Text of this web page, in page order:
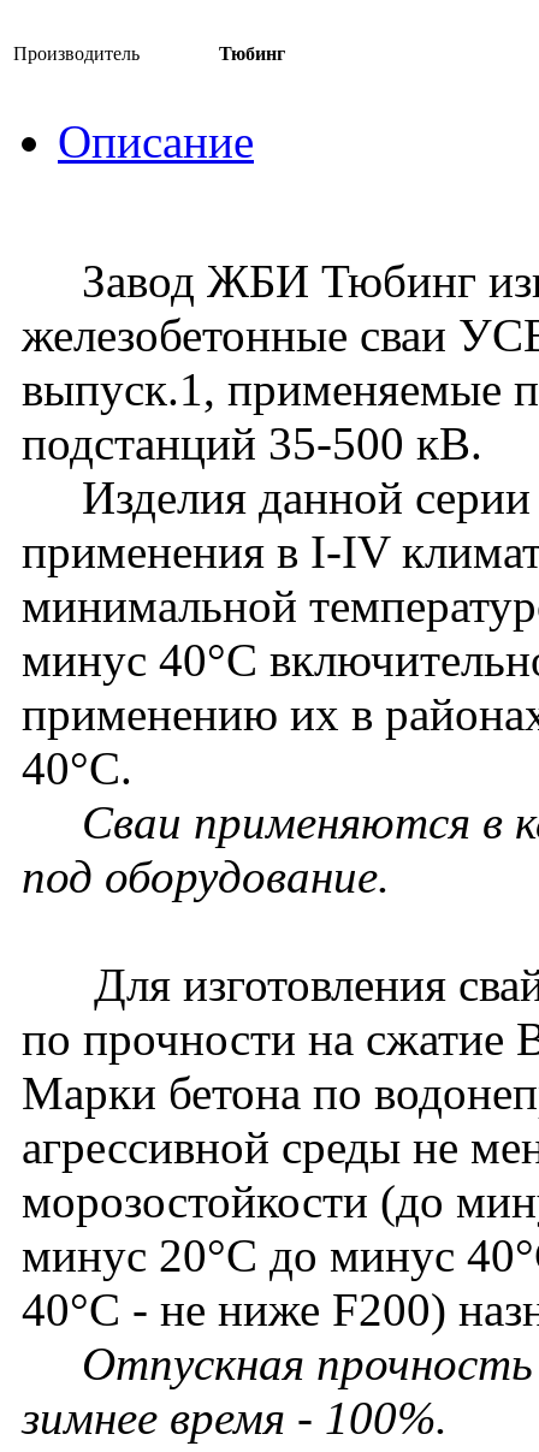
Производитель Тюбинг
Описание
Завод ЖБИ Тюбинг
железобетонные сваи
выпуск.1, применяемые
подстанций 35-500 кВ.
Изделия данной серии
применения в I-IV
минимальной
минус 40°С
применению их в
40°С.
Сваи применяются в
под оборудование.
Для изготовления
по прочности на сжатие
Марки бетона по
агрессивной среды не
морозостойкости (до
минус 20°С до минус
40°С - не ниже F200)
Отпускная
зимнее время - 100%.